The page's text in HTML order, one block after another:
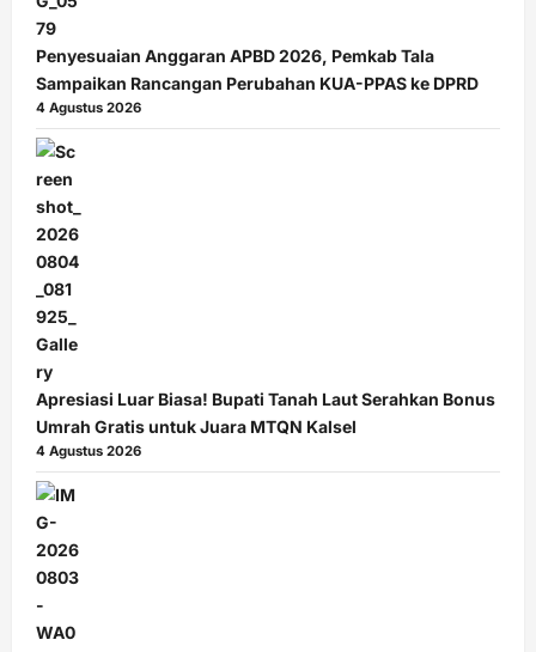
Penyesuaian Anggaran APBD 2026, Pemkab Tala
Sampaikan Rancangan Perubahan KUA-PPAS ke DPRD
4 Agustus 2026
Apresiasi Luar Biasa! Bupati Tanah Laut Serahkan Bonus
Umrah Gratis untuk Juara MTQN Kalsel
4 Agustus 2026